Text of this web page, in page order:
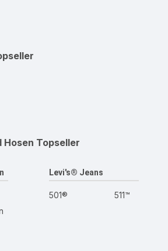
Hosen Topseller
Levi's® Jeans
501® 511™